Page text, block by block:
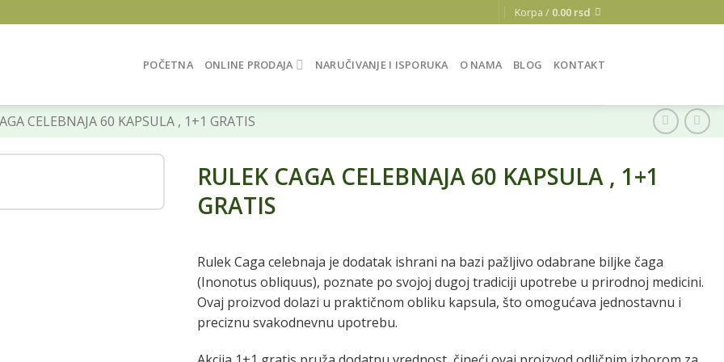
Korpa / 0.00 rsd
POČETNA ONLINE PRODAJA NARUČIVANJE I ISPORUKA O NAMA BLOG KONTAKT
CELEBNAJA 60 KAPSULA , 1+1 GRATIS
RULEK CAGA CELEBNAJA 60 KAPSULA , 1+1
GRATIS
Rulek Caga celebnaja je dodatak ishrani na bazi pažljivo odabrane biljke čaga
(Inonotus obliquus), poznate po svojoj dugoj tradiciji upotrebe u prirodnoj medicini.
Ovaj proizvod dolazi u praktičnom obliku kapsula, što omogućava jednostavnu i
preciznu svakodnevnu upotrebu.